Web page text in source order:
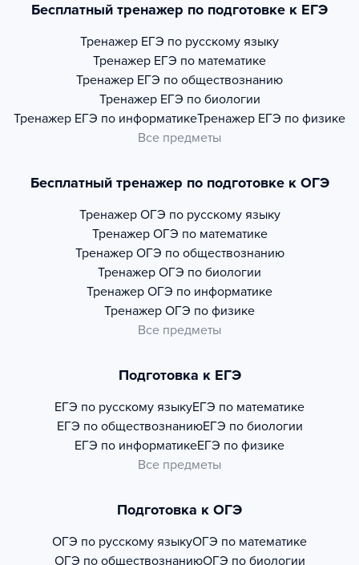
Бесплатный тренажер по подготовке к ЕГЭ
Тренажер ЕГЭ по русскому языку
Тренажер ЕГЭ по математике
Тренажер ЕГЭ по обществознанию
Тренажер ЕГЭ по биологии
Тренажер ЕГЭ по информатикеТренажер ЕГЭ по физике
Все предметы
Бесплатный тренажер по подготовке к ОГЭ
Тренажер ОГЭ по русскому языку
Тренажер ОГЭ по математике
Тренажер ОГЭ по обществознанию
Тренажер ОГЭ по биологии
Тренажер ОГЭ по информатике
Тренажер ОГЭ по физике
Все предметы
Подготовка к ЕГЭ
ЕГЭ по русскому языкуЕГЭ по математике
ЕГЭ по обществознаниюЕГЭ по биологии
ЕГЭ по информатикеЕГЭ по физике
Все предметы
Подготовка к ОГЭ
ОГЭ по русскому языкуОГЭ по математике
ОГЭ по обществознаниюОГЭ по биологии